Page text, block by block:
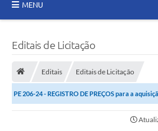
MENU
Editais de Licitação
Editais Editais de Licitação
PE 206-24 - REGISTRO DE PREÇOS para a